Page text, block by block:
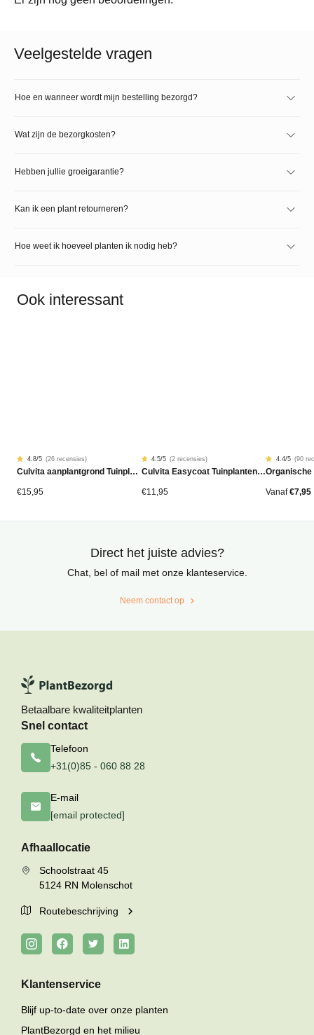
Veelgestelde vragen
Hoe en wanneer wordt mijn bestelling bezorgd?
Wat zijn de bezorgkosten?
Hebben jullie groeigarantie?
Kan ik een plant retourneren?
Hoe weet ik hoeveel planten ik nodig heb?
Ook interessant
Gewaardeerd
4.77
gebaseerd
op
26
4.8/5 (26 recensies)
Culvita aanplantgrond Tuinplanten, Bomen & Hagen BIO 40L
€15,95
Gewaardeerd
4.50
gebaseerd
op
2
4.5/5 (2 recensies)
Culvita Easycoat Tuinplantenmest (langdurige werking)
€11,95
Gewaardeerd
4.42
gebaseerd
op
90
4.4/5 (90
Vanaf €7,95
Direct het juiste advies?
Chat, bel of mail met onze klanteservice.
Neem contact op
Betaalbare kwaliteitplanten
Snel contact
Telefoon
+31(0)85 - 060 88 28
E-mail
[email protected]
Afhaallocatie
Schoolstraat 45
5124 RN Molenschot
Routebeschrijving
Klantenservice
Blijf up-to-date over onze planten
PlantBezorgd en het milieu